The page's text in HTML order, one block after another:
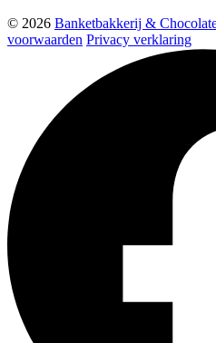
© 2026 Banketbakkerij &
voorwaarden Privacy verklaring